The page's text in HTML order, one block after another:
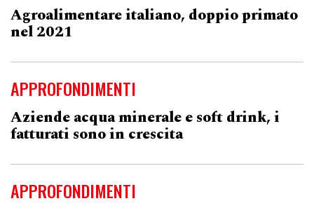
Agroalimentare italiano, doppio primato
nel 2021
APPROFONDIMENTI
Aziende acqua minerale e soft drink, i
fatturati sono in crescita
APPROFONDIMENTI